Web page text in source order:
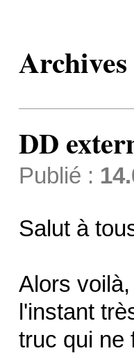
DD
Publié :
Salut à
Alors
l'instant
truc qui ne